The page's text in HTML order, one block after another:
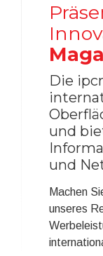
Die
und
und
Machen
unseres